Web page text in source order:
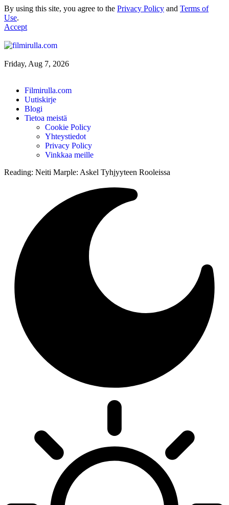
By using this site, you agree to the Privacy Policy and Terms of
Use.
Accept
Friday, Aug 7, 2026
Filmirulla.com
Uutiskirje
Blogi
Tietoa meistä
Cookie Policy
Yhteystiedot
Privacy Policy
Vinkkaa meille
Reading: Neiti Marple: Askel Tyhjyyteen Rooleissa